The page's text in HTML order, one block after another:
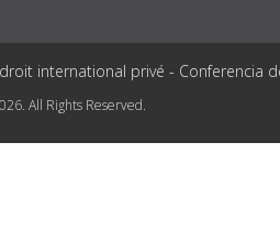
international privé - Conferencia
All Rights Reserved.